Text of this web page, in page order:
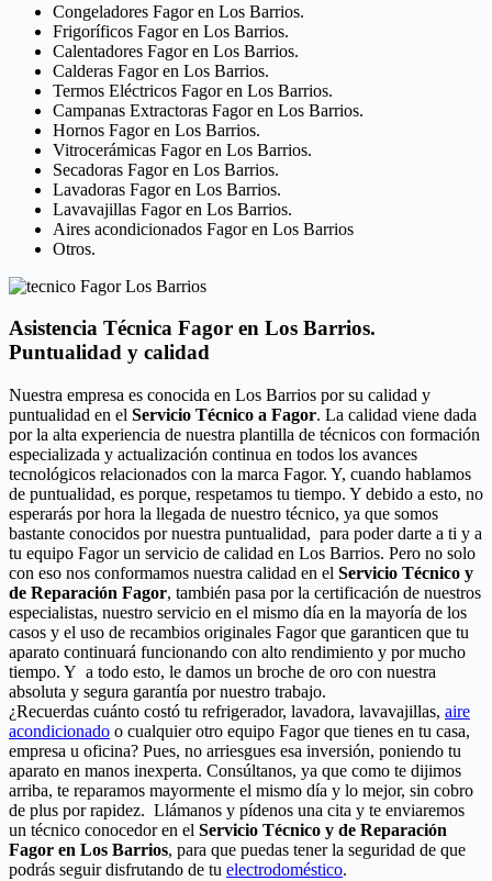
Congeladores Fagor en Los Barrios.
Frigoríficos Fagor en Los Barrios.
Calentadores Fagor en Los Barrios.
Calderas Fagor en Los Barrios.
Termos Eléctricos Fagor en Los Barrios.
Campanas Extractoras Fagor en Los Barrios.
Hornos Fagor en Los Barrios.
Vitrocerámicas Fagor en Los Barrios.
Secadoras Fagor en Los Barrios.
Lavadoras Fagor en Los Barrios.
Lavavajillas Fagor en Los Barrios.
Aires acondicionados Fagor en Los Barrios
Otros.
Asistencia Técnica Fagor en Los Barrios.
Puntualidad y calidad
Nuestra empresa es conocida en Los Barrios por su calidad y
puntualidad en el Servicio Técnico a Fagor. La calidad viene dada
por la alta experiencia de nuestra plantilla de técnicos con formación
especializada y actualización continua en todos los avances
tecnológicos relacionados con la marca Fagor. Y, cuando hablamos
de puntualidad, es porque, respetamos tu tiempo. Y debido a esto, no
esperarás por hora la llegada de nuestro técnico, ya que somos
bastante conocidos por nuestra puntualidad, para poder darte a ti y a
tu equipo Fagor un servicio de calidad en Los Barrios. Pero no solo
con eso nos conformamos nuestra calidad en el Servicio Técnico y
de Reparación Fagor, también pasa por la certificación de nuestros
especialistas, nuestro servicio en el mismo día en la mayoría de los
casos y el uso de recambios originales Fagor que garanticen que tu
aparato continuará funcionando con alto rendimiento y por mucho
tiempo. Y a todo esto, le damos un broche de oro con nuestra
absoluta y segura garantía por nuestro trabajo.
¿Recuerdas cuánto costó tu refrigerador, lavadora, lavavajillas, aire
acondicionado o cualquier otro equipo Fagor que tienes en tu casa,
empresa u oficina? Pues, no arriesgues esa inversión, poniendo tu
aparato en manos inexperta. Consúltanos, ya que como te dijimos
arriba, te reparamos mayormente el mismo día y lo mejor, sin cobro
de plus por rapidez. Llámanos y pídenos una cita y te enviaremos
un técnico conocedor en el Servicio Técnico y de Reparación
Fagor en Los Barrios, para que puedas tener la seguridad de que
podrás seguir disfrutando de tu electrodoméstico.